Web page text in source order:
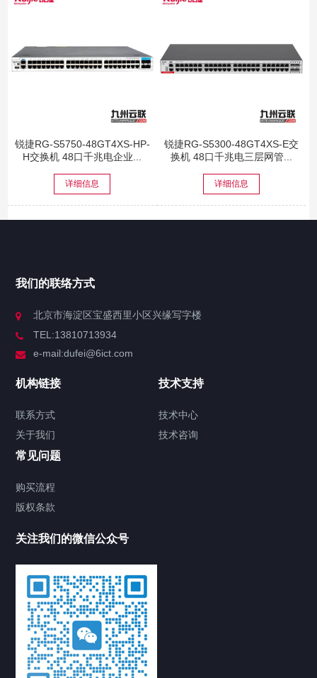
锐捷RG-S5750-48GT4XS-HP-
H交换机 48口千兆电企业...
详细信息
锐捷RG-S5300-48GT4XS-E交
换机 48口千兆电三层网管...
详细信息
我们的联络方式
北京市海淀区宝盛西里小区兴缘写字楼
TEL:13810713934
e-mail:dufei@6ict.com
机构链接
联系方式
关于我们
技术支持
技术中心
技术咨询
常见问题
购买流程
版权条款
关注我们的微信公众号